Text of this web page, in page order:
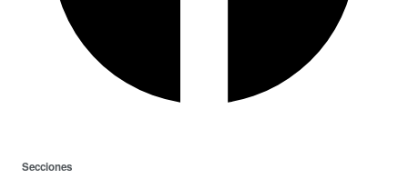
Secciones